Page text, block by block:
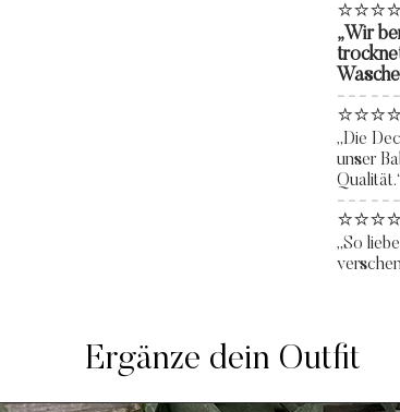
„Wir
„Die
unser
„So
Ergänze dein Outfit